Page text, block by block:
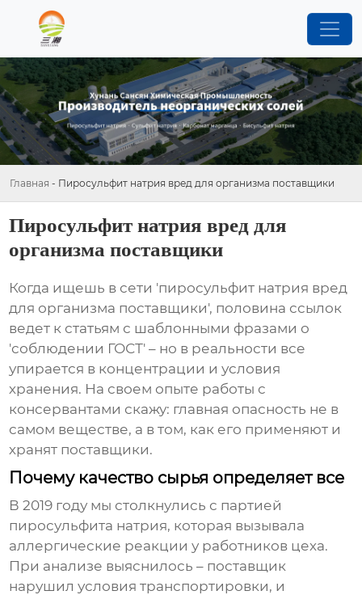
Главная - Пиросульфит натрия вред для организма поставщики
Пиросульфит натрия вред для
организма поставщики
Когда ищешь в сети 'пиросульфит натрия вред
для организма поставщики', половина ссылок
ведет к статьям с шаблонными фразами о
'соблюдении ГОСТ' – но в реальности все
упирается в концентрации и условия
хранения. На своем опыте работы с
консервантами скажу: главная опасность не в
самом веществе, а в том, как его применяют и
хранят поставщики.
Почему качество сырья определяет все
В 2019 году мы столкнулись с партией
пиросульфита натрия, которая вызывала
аллергические реакции у работников цеха.
При анализе выяснилось – поставщик
нарушил условия транспортировки, и